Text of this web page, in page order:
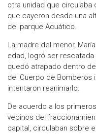
otra unidad que
que cayeron desde una
del parque Acuático.
La madre del menor,
edad, logró ser
quedó atrapado dentro
del Cuerpo de Bomberos
intentaron reanimarlo.
De acuerdo a los
vecinos del
capital, circulaban sobre